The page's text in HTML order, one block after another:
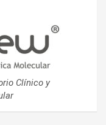
Clínico y